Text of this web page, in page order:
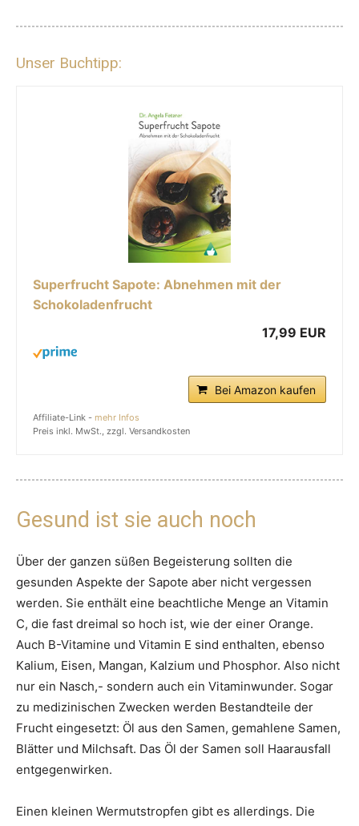
Unser Buchtipp:
Superfrucht Sapote: Abnehmen mit der
Schokoladenfrucht
17,99 EUR
Bei Amazon kaufen
Affiliate-Link - mehr Infos
Preis inkl. MwSt., zzgl. Versandkosten
Gesund ist sie auch noch
Über der ganzen süßen Begeisterung sollten die
gesunden Aspekte der Sapote aber nicht vergessen
werden. Sie enthält eine beachtliche Menge an Vitamin
C, die fast dreimal so hoch ist, wie der einer Orange.
Auch B-Vitamine und Vitamin E sind enthalten, ebenso
Kalium, Eisen, Mangan, Kalzium und Phosphor. Also nicht
nur ein Nasch,- sondern auch ein Vitaminwunder. Sogar
zu medizinischen Zwecken werden Bestandteile der
Frucht eingesetzt: Öl aus den Samen, gemahlene Samen,
Blätter und Milchsaft. Das Öl der Samen soll Haarausfall
entgegenwirken.
Einen kleinen Wermutstropfen gibt es allerdings. Die